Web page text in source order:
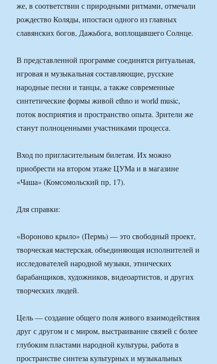
же, в соответствии с природными ритмами, отмечали
рождество Коляды, ипостаси одного из главных
славянских богов, Дажьбога, воплощавшего Солнце.
В представленной программе соединятся ритуальная,
игровая и музыкальная составляющие, русские
народные песни и танцы, а также современные
синтетические формы живой ethno и world music,
поток восприятия и пространство опыта. Зрители же
станут полноценными участниками процесса.
Вход по пригласительным билетам. Их можно
приобрести на втором этаже ЦУМа и в магазине
«Чаша» (Комсомольский пр, 17).
Для справки:
«Вороново крыло» (Пермь) — это свободный проект,
творческая мастерская, объединяющая исполнителей и
исследователей народной музыки, этнических
барабанщиков, художников, видеоартистов, и других
творческих людей.
Цель — создание общего поля живого взаимодействия
друг с другом и с миром, выстраивание связей с более
глубоким пластами народной культуры, работа в
пространстве синтеза культурных и музыкальных